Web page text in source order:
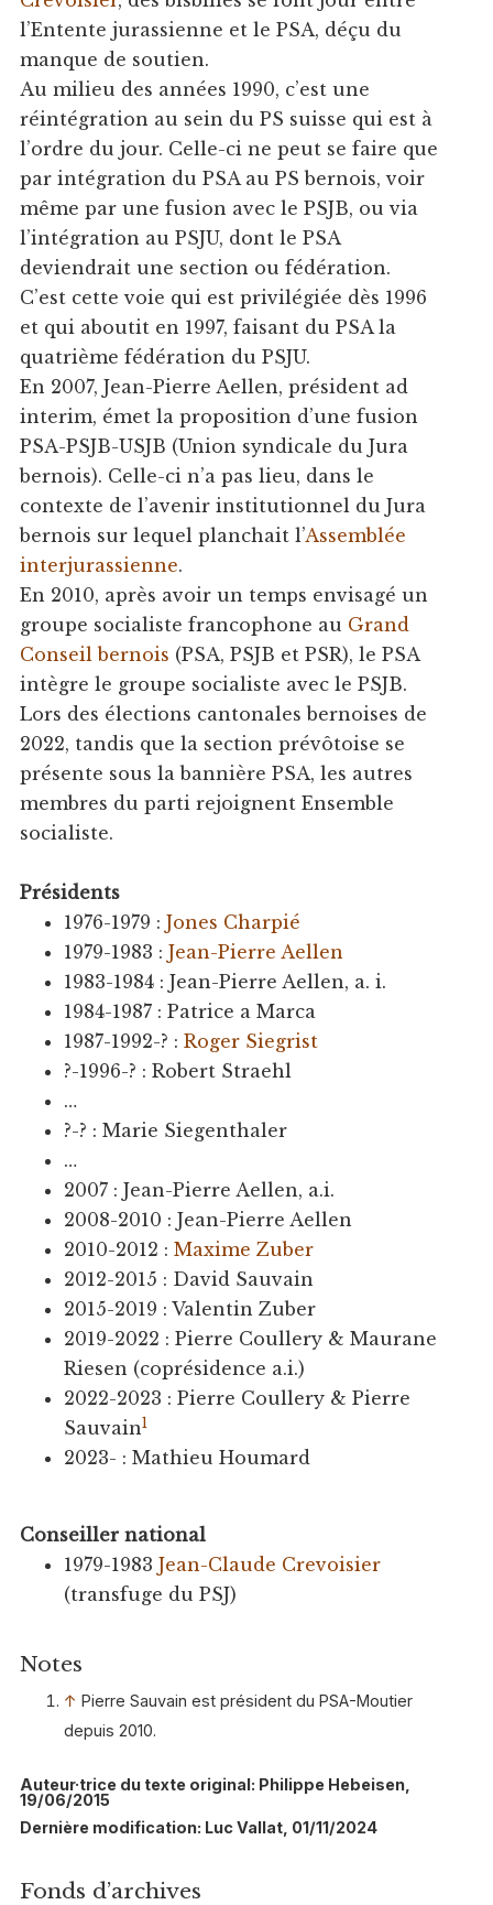
l’Entente jurassienne et le PSA, déçu du
manque de soutien.
Au milieu des années 1990, c’est une
réintégration au sein du PS suisse qui est à
l’ordre du jour. Celle-ci ne peut se faire que
par intégration du PSA au PS bernois, voir
même par une fusion avec le PSJB, ou via
l’intégration au PSJU, dont le PSA
deviendrait une section ou fédération.
C’est cette voie qui est privilégiée dès 1996
et qui aboutit en 1997, faisant du PSA la
quatrième fédération du PSJU.
En 2007, Jean-Pierre Aellen, président ad
interim, émet la proposition d’une fusion
PSA-PSJB-USJB (Union syndicale du Jura
bernois). Celle-ci n’a pas lieu, dans le
contexte de l’avenir institutionnel du Jura
bernois sur lequel planchait l’Assemblée
interjurassienne.
En 2010, après avoir un temps envisagé un
groupe socialiste francophone au Grand
Conseil bernois (PSA, PSJB et PSR), le PSA
intègre le groupe socialiste avec le PSJB.
Lors des élections cantonales bernoises de
2022, tandis que la section prévôtoise se
présente sous la bannière PSA, les autres
membres du parti rejoignent Ensemble
socialiste.
Présidents
1976-1979 : Jones Charpié
1979-1983 : Jean-Pierre Aellen
1983-1984 : Jean-Pierre Aellen, a. i.
1984-1987 : Patrice a Marca
1987-1992-? : Roger Siegrist
?-1996-? : Robert Straehl
…
?-? : Marie Siegenthaler
…
2007 : Jean-Pierre Aellen, a.i.
2008-2010 : Jean-Pierre Aellen
2010-2012 : Maxime Zuber
2012-2015 : David Sauvain
2015-2019 : Valentin Zuber
2019-2022 : Pierre Coullery & Maurane
Riesen (coprésidence a.i.)
2022-2023 : Pierre Coullery & Pierre
Sauvain1
2023- : Mathieu Houmard
Conseiller national
1979-1983 Jean-Claude Crevoisier
(transfuge du PSJ)
Notes
↑ Pierre Sauvain est président du PSA-Moutier
depuis 2010.
Auteur·trice du texte original: Philippe Hebeisen,
19/06/2015
Dernière modification: Luc Vallat, 01/11/2024
Fonds d’archives